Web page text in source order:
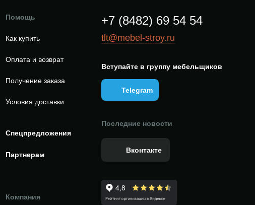
Помощь
Как купить
Оплата и возврат
Получение заказа
Условия доставки
Спецпредложения
Партнерам
Компания
+7 (8482) 69 54 54
tlt@mebel-stroy.ru
Вступайте в группу мебельщиков
Telegram
Последние новости
Вконтакте